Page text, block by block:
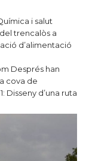
i salut
trencalòs a
d’alimentació
Després han
cova de
Disseny d’una ruta